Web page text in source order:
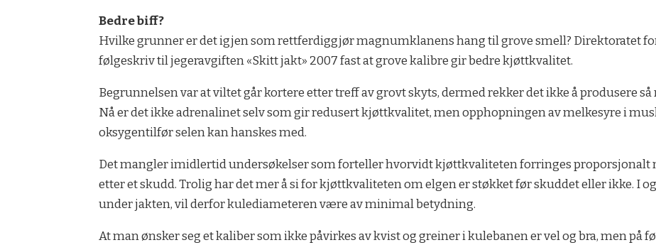
Bedre biff?
Hvilke grunner er det igjen som rettfer­diggjør magnumklanens hang til grove smell? Direktoratet
følgeskriv til jegeravgiften «Skitt jakt» 2007 fast at grove kalibre gir bedre kjøttkvalitet.
Begrunnelsen var at viltet går kortere etter treff av grovt skyts, dermed rekker det ikke å produsere
Nå er det ikke adrenalinet selv som gir redusert kjøttkvalitet, men opphopningen av melkesyre i
oksygentilfør­ selen kan hanskes med.
Det mangler imidlertid undersøkelser som fortel­ler hvorvidt kjøttkvaliteten forringes proporsjonalt
etter et skudd. Trolig har det mer å si for kjøttkvaliteten om elgen er støkket før skuddet eller ikke. I
under jakten, vil derfor kuledia­meteren være av minimal betydning.
At man ønsker seg et kaliber som ikke påvirkes av kvist og greiner i kulebanen er vel og bra, men på